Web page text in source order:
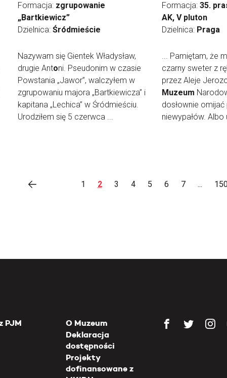
Formacja: zgrupowanie
„Bartkiewicz”
Dzielnica: Śródmieście
Nazywam się Gientek Władysław,
drugie Antoni. Pseudonim w czasie
Powstania „Jawor”, walczyłem w
zgrupowaniu majora „Bartkiewicza” i
kapitana „Lechica” w Śródmieściu.
Urodziłem się 5 czerwca ...
Formacja: 35.
AK, V pluton
Dzielnica: Praga
... Pamiętam, że
czarny sweter z
przez Aleje
Muzeum
dosłownie omijać
niewypałów. Albo
1 2 3 4 5 6 7 ...
PJM
O Muzeum
Deklaracja
dostępności
Projekty
dofinansowane z